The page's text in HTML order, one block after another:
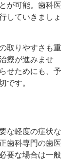
が可能。歯科医
していきましょ
取りやすさも重
療が進みませ
せためにも、予
です。
な軽度の症状な
歯科専門の歯医
要な場合は一般